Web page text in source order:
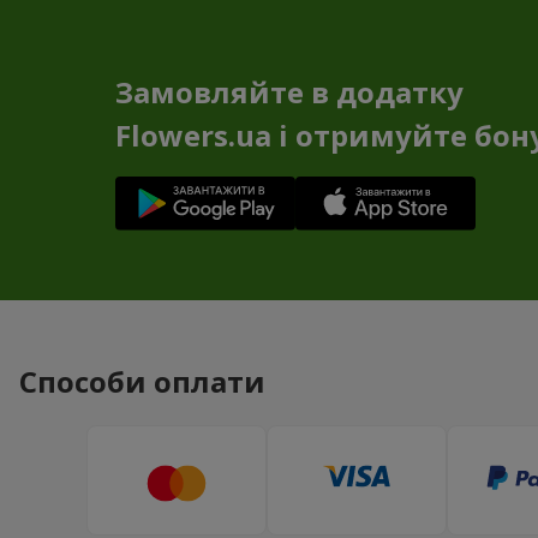
Замовляйте в додатку
Flowers.ua і отримуйте
Способи оплати